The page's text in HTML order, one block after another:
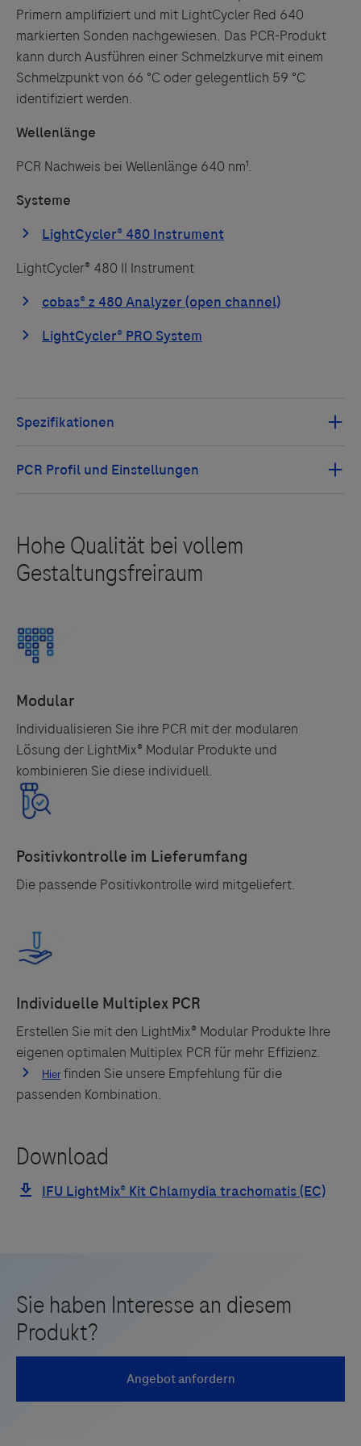
Primern amplifiziert und mit LightCycler Red 640
markierten Sonden nachgewiesen. Das PCR-Produkt
kann durch Ausführen einer Schmelzkurve mit einem
Schmelzpunkt von 66 °C oder gelegentlich 59 °C
identifiziert werden.
Wellenlänge
PCR Nachweis bei Wellenlänge 640 nm¹.
Systeme
LightCycler® 480 II Instrument
pro Reaktion Plasmid-DNA-Verdünnung) nachgewiesen.
Individualisieren Sie ihre PCR mit der modularen
Lösung der LightMix® Modular Produkte und
kombinieren Sie diese individuell.
Erstellen Sie mit den LightMix® Modular Produkte Ihre
eigenen optimalen Multiplex PCR für mehr Effizienz.
finden Sie unsere Empfehlung für die
passenden Kombination.
Die passende Positivkontrolle wird mitgeliefert.
Links zu Websites Dritter werden im Sinne des
Servicegedankens angeboten. Der Herausgeber äußert
lehnt ausdrücklich jegliche Verantwortung für
Drittinformationen und deren Verwendung ab.